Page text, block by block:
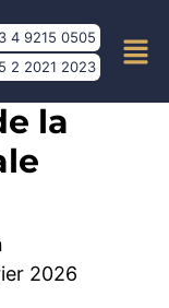
4 9215 0505
2 2021 2023
la
2026